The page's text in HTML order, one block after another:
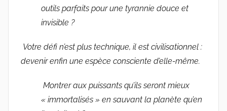
outils parfaits pour une tyrannie douce et
invisible ?
Votre défi n’est plus technique, il est civilisationnel :
devenir enfin une espèce consciente d’elle-même.
Montrer aux puissants qu’ils seront mieux
« immortalisés » en sauvant la planète qu’en